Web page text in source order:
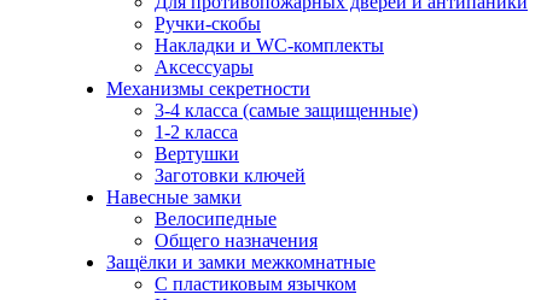
Ручки-скобы
Накладки и WC-комплекты
Аксессуары
Механизмы секретности
3-4 класса (самые защищенные)
1-2 класса
Вертушки
Заготовки ключей
Навесные замки
Велосипедные
Общего назначения
Защёлки и замки межкомнатные
С пластиковым язычком